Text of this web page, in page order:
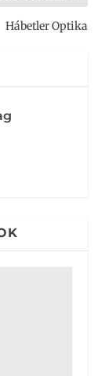
Hábetler Optika